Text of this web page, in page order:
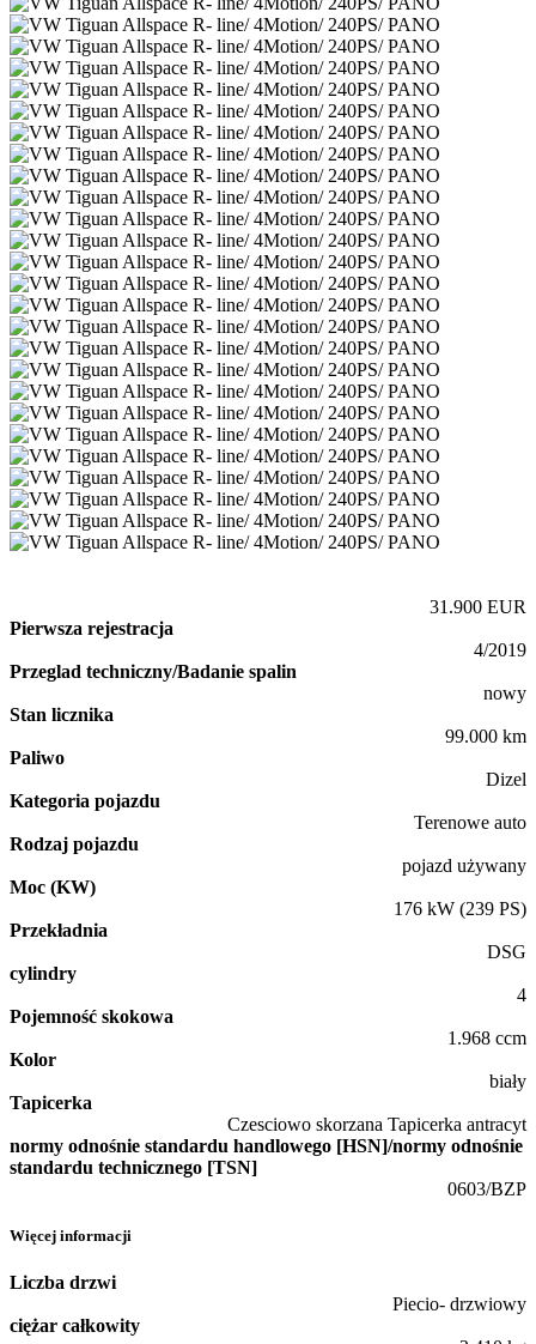
31.900 EUR
Pierwsza rejestracja
4/2019
Przeglad techniczny/Badanie spalin
nowy
Stan licznika
99.000 km
Paliwo
Dizel
Kategoria pojazdu
Terenowe auto
Rodzaj pojazdu
pojazd używany
Moc (KW)
176 kW (239 PS)
Przekładnia
DSG
cylindry
4
Pojemność skokowa
1.968 ccm
Kolor
biały
Tapicerka
Czesciowo skorzana Tapicerka antracyt
normy odnośnie standardu handlowego [HSN]/normy odnośnie
standardu technicznego [TSN]
0603/BZP
Więcej informacji
Liczba drzwi
Piecio- drzwiowy
ciężar całkowity